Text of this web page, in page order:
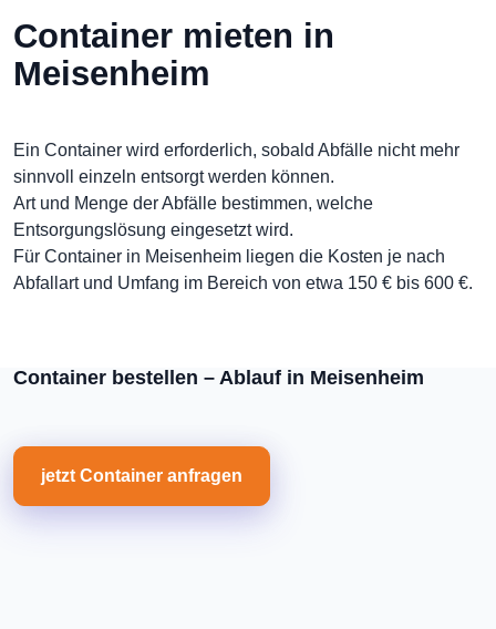
Container mieten in
Meisenheim
Ein Container wird erforderlich, sobald Abfälle nicht mehr
sinnvoll einzeln entsorgt werden können.
Art und Menge der Abfälle bestimmen, welche
Entsorgungslösung eingesetzt wird.
Für Container in Meisenheim liegen die Kosten je nach
Abfallart und Umfang im Bereich von etwa 150 € bis 600 €.
Container bestellen – Ablauf in Meisenheim
jetzt Container anfragen